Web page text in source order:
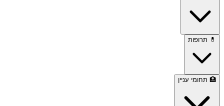
💊 תרופות
🏥 תחומי עניין